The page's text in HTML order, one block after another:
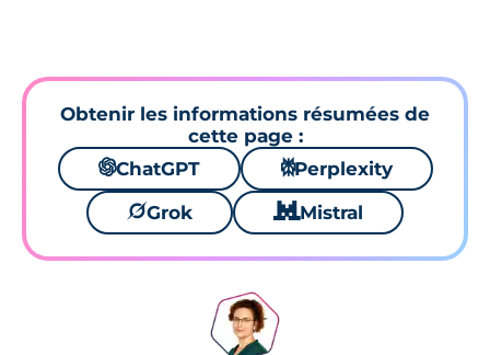
Obtenir les informations résumées de
cette page :
🌌ChatGPT ⚙Perplexity
🪐Grok 🐱 Mistral